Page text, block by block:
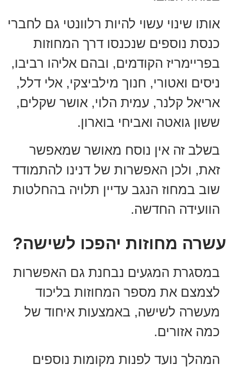
אותו שינוי עשוי להיות רלוונטי גם לחברי
כנסת נוספים שנכנסו דרך המחוזות
בפריימריז הקודמים, ובהם אליהו רביבו,
ניסים ואטורי, חנוך מילביצקי, אלי דלל,
אריאל קלנר, עמית הלוי, אושר שקלים,
ששון גואטה ואביחי בוארון.
בשלב זה אין נוסח מאושר שמאפשר
זאת, ולכן האפשרות של דנינו להתמודד
שוב במחוז הנגב עדיין תלויה בהחלטות
הוועידה החדשה.
עשרה מחוזות יהפכו לשישה?
במסגרת המגעים נבחנת גם האפשרות
לצמצם את מספר המחוזות בליכוד
מעשרה לשישה, באמצעות איחוד של
כמה אזורים.
המהלך נועד לפנות מקומות נוספים